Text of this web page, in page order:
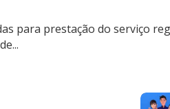
para prestação do serviço